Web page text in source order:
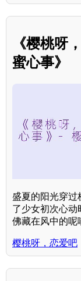
《樱桃呀
蜜心事》
盛夏的阳光穿过
了少女初次心动
佛藏在风中的呢
樱桃呀，恋爱吧